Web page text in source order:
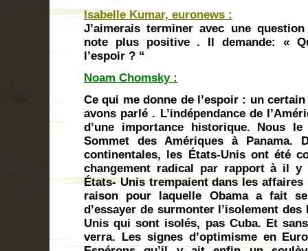
Isabelle Kumar, euronews :
J’aimerais terminer avec une
note plus positive . Il demande: «
l’espoir ? “
Noam Chomsky :
Ce qui me donne de l’espoir : un
avons parlé . L’indépendance de
d’une importance historique. Nous
Sommet des Amériques à Panama.
continentales, les États-Unis ont été
changement radical par rapport à il
États- Unis trempaient dans les
raison pour laquelle Obama a fait
d’essayer de surmonter l’isolement
Unis qui sont isolés, pas Cuba. Et
verra. Les signes d’optimisme en